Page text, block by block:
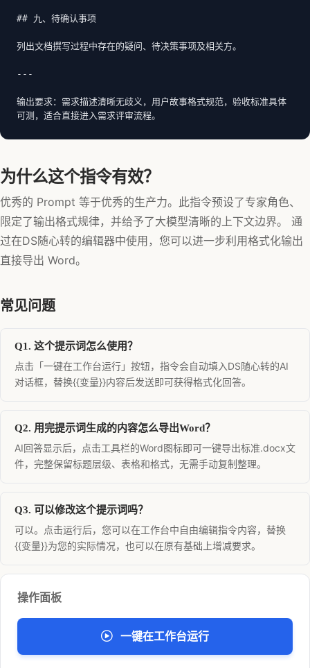
## 九、待确认事项
列出文档撰写过程中存在的疑问、待决策事项及相关方。
---
输出要求：需求描述清晰无歧义，用户故事格式规范，验收标准具体
可测，适合直接进入需求评审流程。
为什么这个指令有效？
优秀的 Prompt 等于优秀的生产力。此指令预设了专家角色、
限定了输出格式规律，并给予了大模型清晰的上下文边界。 通
过在DS随心转的编辑器中使用，您可以进一步利用格式化输出
直接导出 Word。
常见问题
Q1. 这个提示词怎么使用？
点击「一键在工作台运行」按钮，指令会自动填入DS随心转的AI
对话框，替换{{变量}}内容后发送即可获得格式化回答。
Q2. 用完提示词生成的内容怎么导出Word？
AI回答显示后，点击工具栏的Word图标即可一键导出标准.docx文
件，完整保留标题层级、表格和格式，无需手动复制整理。
Q3. 可以修改这个提示词吗？
可以。点击运行后，您可以在工作台中自由编辑指令内容，替换
{{变量}}为您的实际情况，也可以在原有基础上增减要求。
操作面板
一键在工作台运行